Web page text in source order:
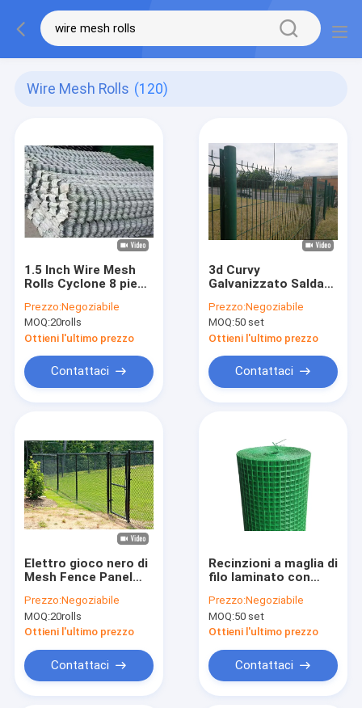
Wire Mesh Rolls (120)
1.5 Inch Wire Mesh
Rolls Cyclone 8 piedi
Fence 40 * 40mm
Prezzo:Negoziabile
MOQ:20rolls
Ottieni l'ultimo prezzo
Contattaci
3d Curvy
Galvanizzato Saldato
Recinzione 3D
triangolo maglia
Prezzo:Negoziabile
MOQ:50 set
Ottieni l'ultimo prezzo
Contattaci
Elettro gioco nero di
Mesh Fence Panel
del ciclone dello
zinco
Prezzo:Negoziabile
MOQ:20rolls
Ottieni l'ultimo prezzo
Contattaci
Recinzioni a maglia di
filo laminato con
verde
Prezzo:Negoziabile
MOQ:50 set
Ottieni l'ultimo prezzo
Contattaci